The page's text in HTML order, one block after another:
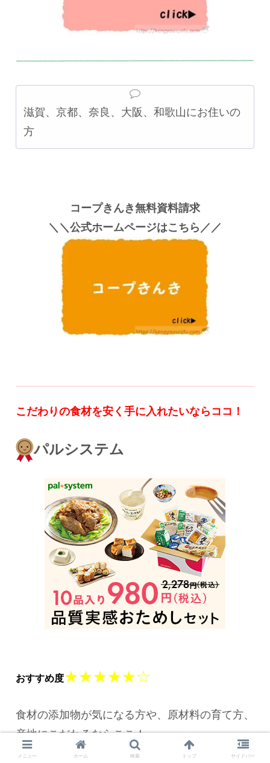
滋賀、京都、奈良、大阪、和歌山にお住いの
方
コープきんき無料資料請求
＼＼公式ホームページはこちら／／
こだわりの食材を安く手に入れたいならココ！
パルシステム
おすすめ度★★★★★☆
食材の添加物が気になる方や、原材料の育て方、
産地にこだわるならここ！
メニュー ホーム 検索 トップ サイドバー